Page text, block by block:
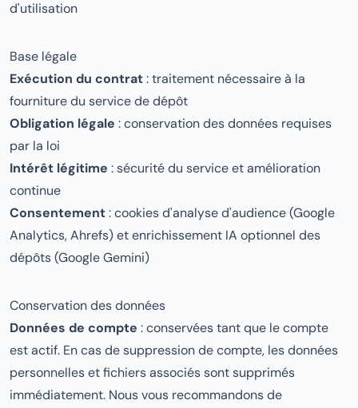
d'utilisation
Base légale
Exécution du contrat: traitement nécessaire à la
fourniture du service de dépôt
Obligation légale : conservation des données requises
par la loi
Intérêt légitime : sécurité du service et amélioration
continue
Consentement: cookies d'analyse d'audience (Google
Analytics, Ahrefs) et enrichissement IA optionnel des
dépôts (Google Gemini)
Conservation des données
Données de compte : conservées tant que le compte
est actif. En cas de suppression de compte, les données
personnelles et fichiers associés sont supprimés
immédiatement. Nous vous recommandons de